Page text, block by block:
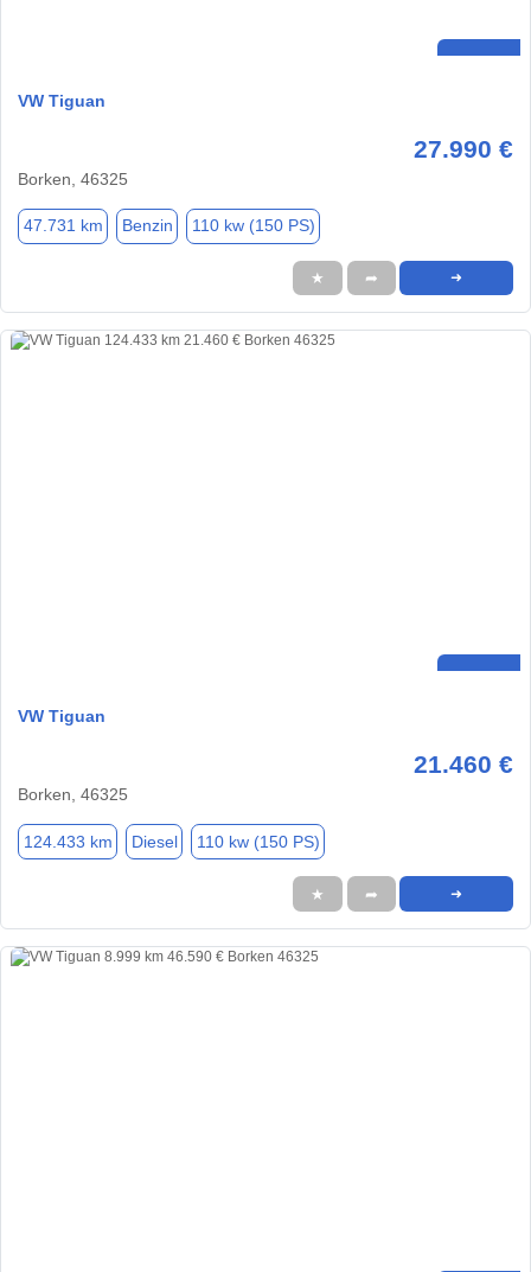
VW Tiguan
27.990 €
Borken, 46325
47.731 km Benzin 110 kw (150 PS)
★ ➦ ➜
VW Tiguan
21.460 €
Borken, 46325
124.433 km Diesel 110 kw (150 PS)
★ ➦ ➜